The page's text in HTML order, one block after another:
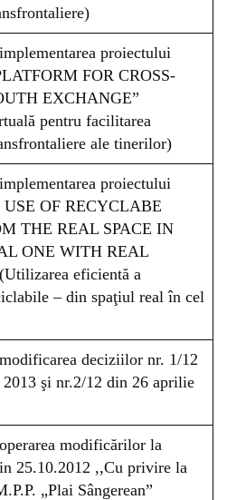
proiectului
FOR CROSS-
EXCHANGE”
pentru facilitarea
ale tinerilor)
proiectului
USE OF RECYCLABE
THE REAL SPACE IN
ONE WITH REAL
eficientă a
– din spaţiul real în cel
deciziilor nr. 1/12
şi nr.2/12 din 26 aprilie
modificărilor la
25.10.2012 ,,Cu privire la
„Plai Sângerean”